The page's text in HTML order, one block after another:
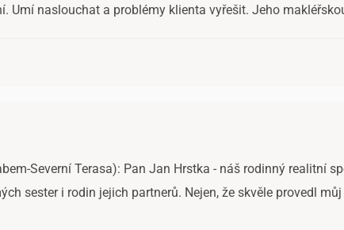
Umí naslouchat a problémy klienta vyřešit. Jeho
Severní Terasa): Pan Jan Hrstka - náš rodinný realitní
sester i rodin jejich partnerů. Nejen, že skvěle provedl